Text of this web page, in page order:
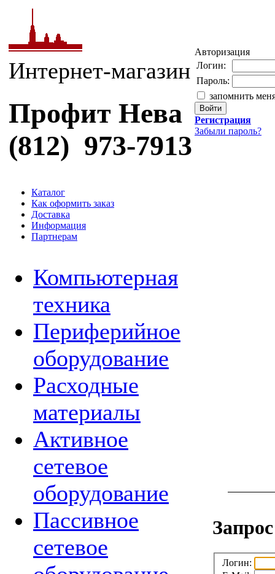
Интернет-магазин
Профит Нева
(812) 973-7913
Авторизация
Логин:
Пароль:
запомнить
Регистрация
Забыли пароль?
Каталог
Как оформить заказ
Доставка
Информация
Партнерам
Компьютерная
техника
Периферийное
оборудование
Расходные
материалы
Активное
сетевое
оборудование
Пассивное
сетевое
Логин: